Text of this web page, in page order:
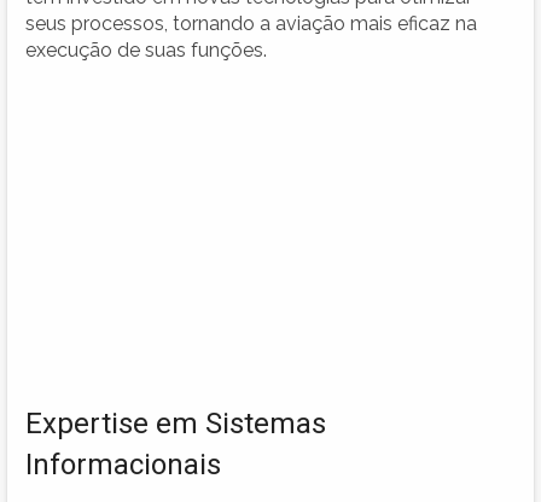
seus processos, tornando a aviação mais eficaz na
execução de suas funções.
Expertise em Sistemas
Informacionais